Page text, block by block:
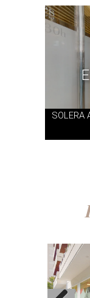
SOLERA